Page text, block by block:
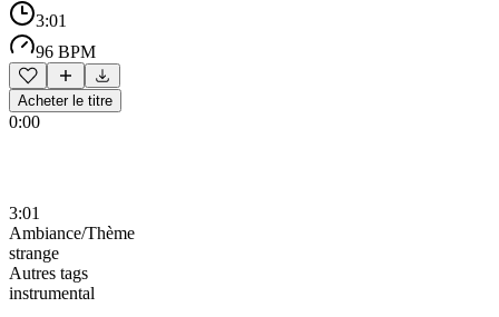
3:01
96 BPM
Acheter le titre
0:00
3:01
Ambiance/Thème
strange
Autres tags
instrumental